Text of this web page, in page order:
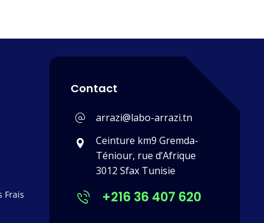
Frais
Contact
arrazi@labo-arrazi.tn
Ceinture km9 Gremda-
Téniour, rue d’Afrique
3012 Sfax Tunisie
+216 36 407 620